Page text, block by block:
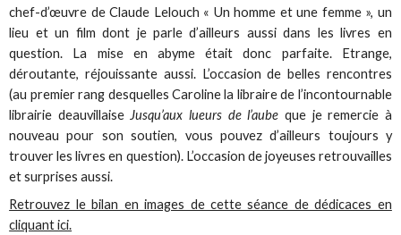
chef-d’œuvre de Claude Lelouch « Un homme et une femme », un
lieu et un film dont je parle d’ailleurs aussi dans les livres en
question. La mise en abyme était donc parfaite. Etrange,
déroutante, réjouissante aussi. L’occasion de belles rencontres
(au premier rang desquelles Caroline la libraire de l’incontournable
librairie deauvillaise Jusqu’aux lueurs de l’aube que je remercie à
nouveau pour son soutien, vous pouvez d’ailleurs toujours y
trouver les livres en question). L’occasion de joyeuses retrouvailles
et surprises aussi.
Retrouvez le bilan en images de cette séance de dédicaces en
cliquant ici.